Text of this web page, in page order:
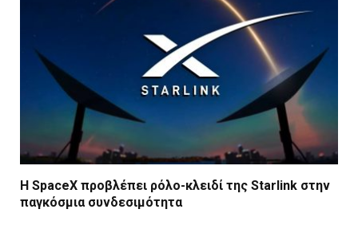
Η SpaceX προβλέπει ρόλο-κλειδί της Starlink στην
παγκόσμια συνδεσιμότητα